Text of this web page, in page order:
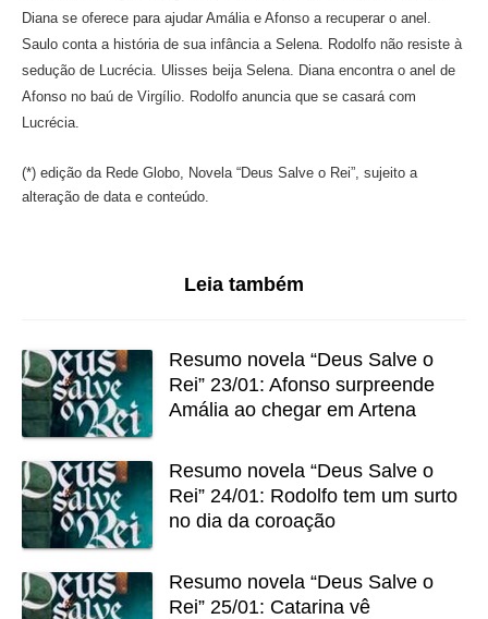
Diana se oferece para ajudar Amália e Afonso a recuperar o anel.
Saulo conta a história de sua infância a Selena. Rodolfo não resiste à
sedução de Lucrécia. Ulisses beija Selena. Diana encontra o anel de
Afonso no baú de Virgílio. Rodolfo anuncia que se casará com
Lucrécia.
(*) edição da Rede Globo, Novela “Deus Salve o Rei”, sujeito a
alteração de data e conteúdo.
Leia também
Resumo novela “Deus Salve o
Rei” 23/01: Afonso surpreende
Amália ao chegar em Artena
Resumo novela “Deus Salve o
Rei” 24/01: Rodolfo tem um surto
no dia da coroação
Resumo novela “Deus Salve o
Rei” 25/01: Catarina vê